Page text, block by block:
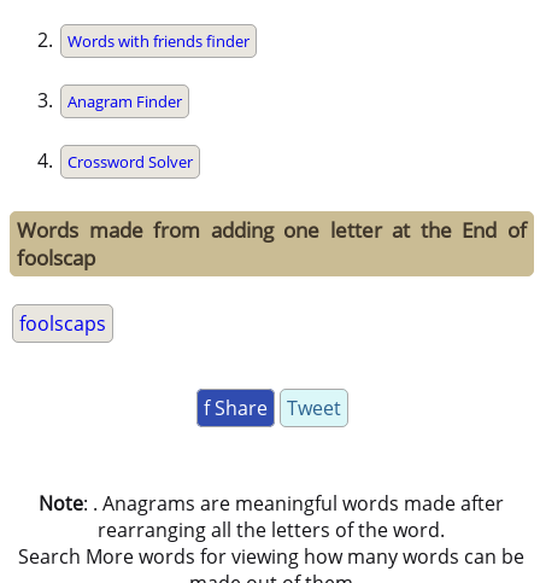
Words with friends finder
Anagram Finder
Crossword Solver
Words made from adding one letter at the End of
foolscap
foolscaps
f Share Tweet
Note: . Anagrams are meaningful words made after
rearranging all the letters of the word.
Search More words for viewing how many words can be